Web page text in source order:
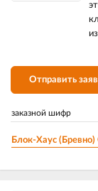
Отправить
заказной шифр
Блок-Хаус